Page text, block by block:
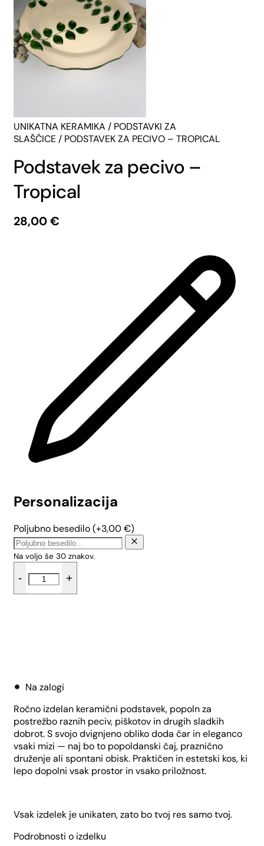
UNIKATNA KERAMIKA / PODSTAVKI ZA
SLAŠČICE / PODSTAVEK ZA PECIVO – TROPICAL
Podstavek za pecivo –
Tropical
28,00€
Personalizacija
Poljubno besedilo(+3,00€)
Na voljo še 30 znakov.
-
pecivo
+
Na zalogi
Ročno izdelan keramični podstavek, popoln za
postrežbo raznih peciv, piškotov in drugih sladkih
dobrot. S svojo dvignjeno obliko doda čar in eleganco
vsaki mizi — naj bo to popoldanski čaj, praznično
druženje ali spontani obisk. Praktičen in estetski kos, ki
lepo dopolni vsak prostor in vsako priložnost.
Vsak izdelek je unikaten, zato bo tvoj res samo tvoj.
Podrobnosti o izdelku